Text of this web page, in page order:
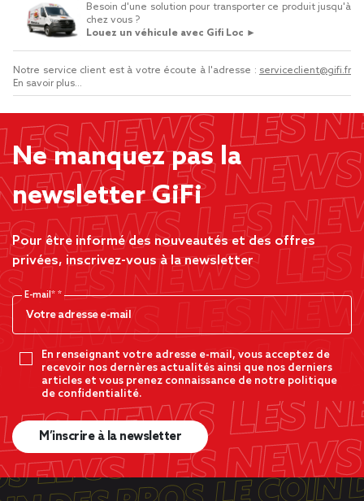
Besoin d'une solution pour transporter ce produit jusqu'à
chez vous ?
Louez un véhicule avec Gifi Loc ►
Notre service client est à votre écoute à l'adresse : serviceclient@gifi.fr
En savoir plus...
Ne manquez pas la
newsletter GiFi
Pour être informé des nouveautés et des offres
privées, inscrivez-vous à la newsletter
E-mail*
En renseignant votre adresse e-mail, vous acceptez de
recevoir nos dernères actualités ainsi que nos derniers
articles et vous prenez connaissance de notre politique
de confidentialité.
M’inscrire à la newsletter